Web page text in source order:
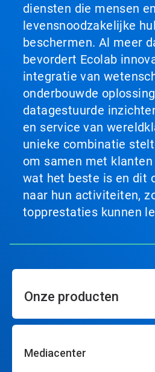
diensten die mensen
levensnoodzakelijke
beschermen. Al meer
bevordert Ecolab
integratie van
onderbouwde
datagestuurde
en service van
unieke combinatie
om samen met
wat het beste is en dit
naar hun activiteiten,
topprestaties kunnen
Onze producten
Mediacenter